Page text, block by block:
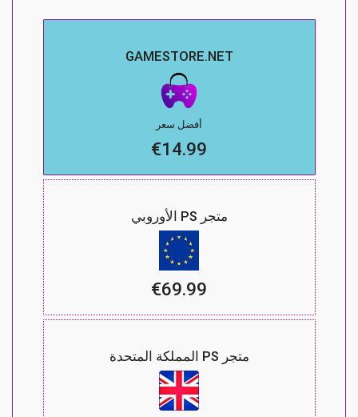
GAMESTORE.NET
أفضل سعر
€14.99
متجر PS الأوروبي
€69.99
متجر PS المملكة المتحدة